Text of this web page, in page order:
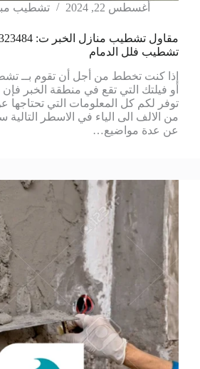
أغسطس 22, 2024 تشطيب
مقاول تشطيب منازل
تشطيب فلل الدمام
إذا كنت تخطط من أجل أن تقوم بــ
أو فيلتك التي تقع في منطقة الخبر فإن
توفر لكم كل المعلومات التي
من الالف الى الياء في الاسطر
عن عدة مواضيع…